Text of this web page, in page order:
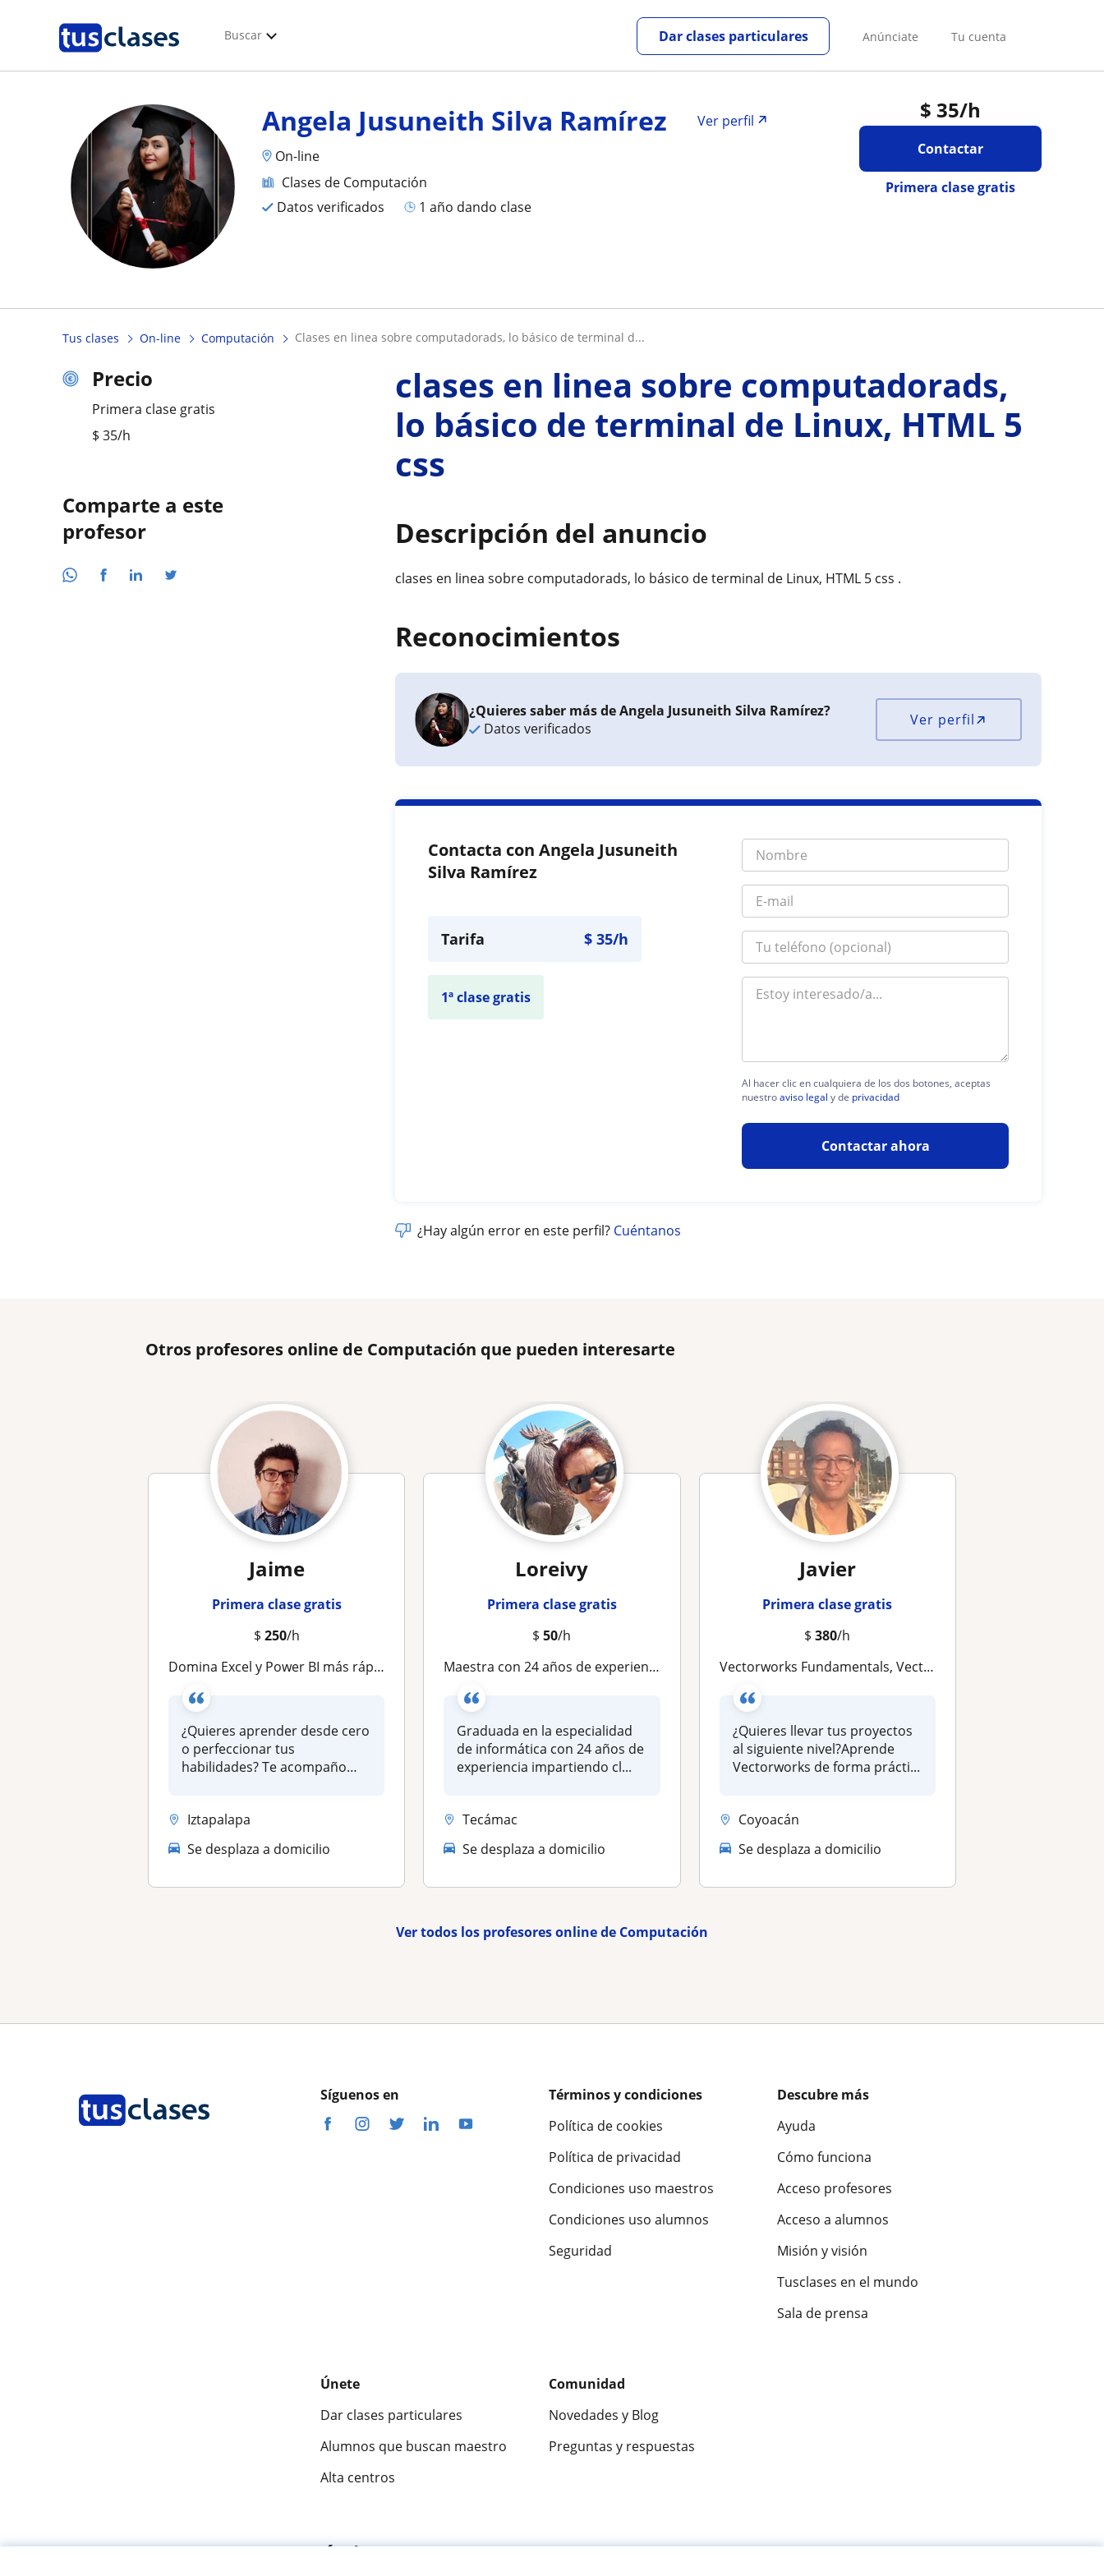
Buscar Anúnciate Tu cuenta
Dar clases particulares
$ 35/h
Contactar
Primera clase gratis
Angela Jusuneith Silva Ramírez
Ver perfil
On-line
Clases de Computación
Datos verificados
1 año dando clase
Tus clases On-line Computación clases en linea sobre computadorads, lo básico de terminal d...
Precio
Primera clase gratis
$ 35/h
Comparte a este
profesor
clases en linea sobre computadorads,
lo básico de terminal de Linux, HTML 5
css
Descripción del anuncio
clases en linea sobre computadorads, lo básico de terminal de Linux, HTML 5 css .
Reconocimientos
¿Quieres saber más de Angela Jusuneith Silva Ramírez?
Datos verificados
Ver perfil
Contacta con Angela Jusuneith
Silva Ramírez
Tarifa $35/h
1ª clase gratis
Al hacer clic en cualquiera de los dos botones, aceptas
nuestroaviso legal y de privacidad
Contactar ahora
¿Hay algún error en este perfil? Cuéntanos
Otros profesores online de Computación que pueden interesarte
Jaime
Primera clase gratis
$ 250/h
Domina Excel y Power BI más rápido de lo que imaginas: automatiza reportes, crea dashboards profesionales y eleva tu productividad desde la primera clase
¿Quieres aprender desde cero
o perfeccionar tus
habilidades? Te acompaño
Iztapalapa
Se desplaza a domicilio
Loreivy
Primera clase gratis
$50/h
Maestra con 24 años de experiencia impartiendo clases a niños,jóvenes y adultos
Graduada en la especialidad
de informática con 24 años de
experiencia impartiendo cl...
Tecámac
Se desplaza a domicilio
Javier
Primera clase gratis
$380/h
Vectorworks Fundamentals, Vectorworks Architect, Vectorworks Spotlight y Vectorworks Landmark
¿Quieres llevar tus proyectos
al siguiente nivel?Aprende
Vectorworks de forma prácti...
Coyoacán
Se desplaza a domicilio
Ver todos los profesores online de Computación
Síguenos en
Términos y condiciones
Política de cookies
Política de privacidad
Condiciones uso maestros
Condiciones uso alumnos
Seguridad
Descubre más
Ayuda
Cómo funciona
Acceso profesores
Acceso a alumnos
Misión y visión
Tusclases en el mundo
Sala de prensa
Únete
Dar clases particulares
Alumnos que buscan maestro
Alta centros
Comunidad
Novedades y Blog
Preguntas y respuestas
Fantástica 9,5/10 ★★★★★